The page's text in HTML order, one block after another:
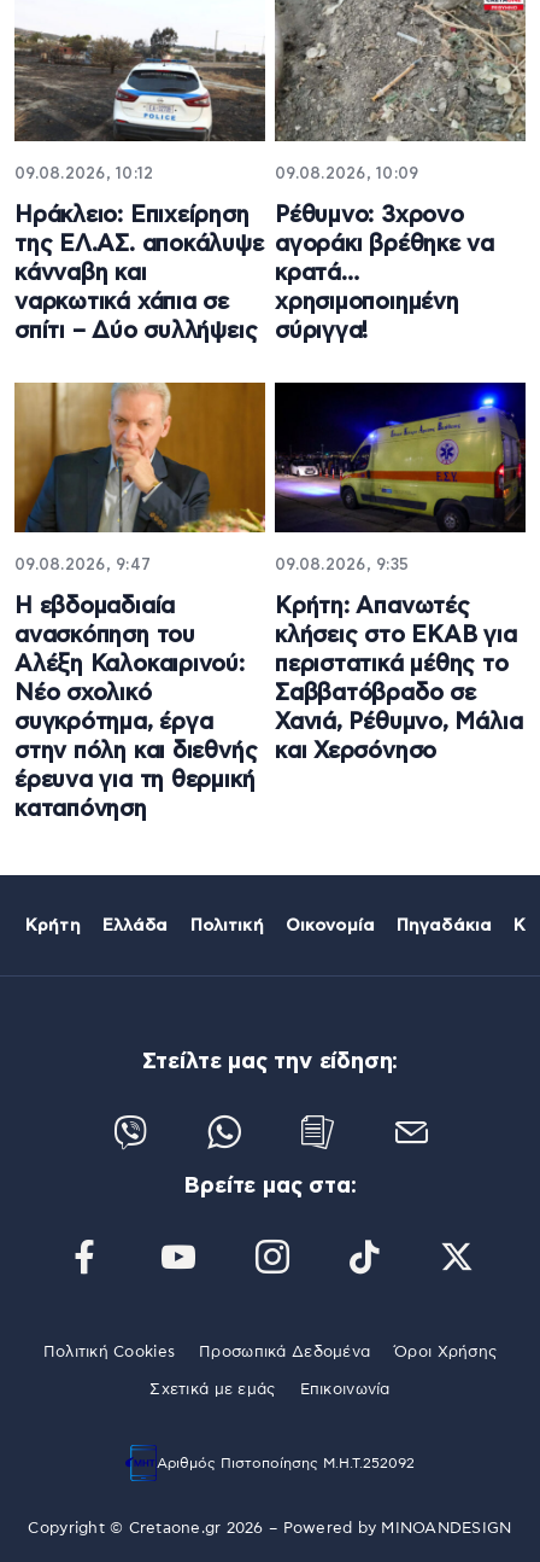
09.08.2026, 10:12
Ηράκλειο: Επιχείρηση
της ΕΛ.ΑΣ. αποκάλυψε
κάνναβη και
ναρκωτικά χάπια σε
σπίτι – Δύο συλλήψεις
09.08.2026, 10:09
Ρέθυμνο: 3χρονο
αγοράκι βρέθηκε να
κρατά…
χρησιμοποιημένη
σύριγγα!
09.08.2026, 9:47
Η εβδομαδιαία
ανασκόπηση του
Αλέξη Καλοκαιρινού:
Νέο σχολικό
συγκρότημα, έργα
στην πόλη και διεθνής
έρευνα για τη θερμική
καταπόνηση
09.08.2026, 9:35
Κρήτη: Απανωτές
κλήσεις στο ΕΚΑΒ για
περιστατικά μέθης το
Σαββατόβραδο σε
Χανιά, Ρέθυμνο, Μάλια
και Χερσόνησο
Κρήτη Ελλάδα Πολιτική Οικονομία Πηγαδάκια
Στείλτε μας την είδηση:
Βρείτε μας στα:
Πολιτική Cookies Προσωπικά Δεδομένα Όροι Χρήσης
Σχετικά με εμάς Επικοινωνία
Αριθμός Πιστοποίησης Μ.Η.Τ.252092
Copyright © Cretaone.gr 2026 – Powered by MINOANDESIGN